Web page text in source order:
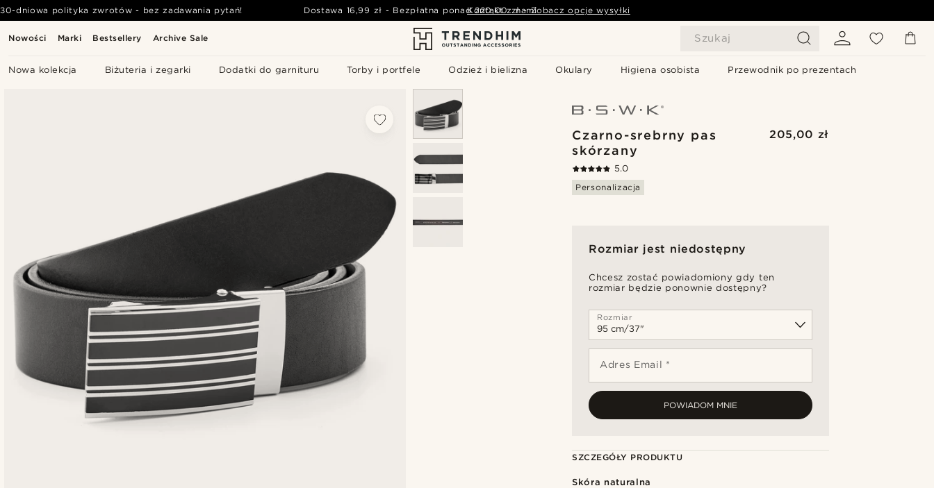
Nowości Marki Bestsellery Archive Sale Szukaj
Nowa kolekcja Biżuteria i zegarki Dodatki do garnituru Torby i portfele Odzież i bielizna Okulary Higiena osobista Przewodnik po prezentach
30-dniowa polityka zwrotów - bez zadawania pytań! Dostawa 16,99 zł - Bezpłatna ponad 220,00 zł - Zobacz opcje wysyłki
Kontakt z nami
Czarno-srebrny pas
skórzany
205,00 zł
5.0
Personalizacja
Rozmiar jest niedostępny
Chcesz zostać powiadomiony gdy ten
rozmiar będzie ponownie dostępny?
Rozmiar
Adres Email *
POWIADOM MNIE
SZCZEGÓŁY PRODUKTU
Skóra naturalna